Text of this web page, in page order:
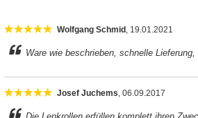
Wolfgang Schmid , 19.01.2021
Ware wie beschrieben, schnelle Lieferung,
Josef Juchems, 06.09.2017